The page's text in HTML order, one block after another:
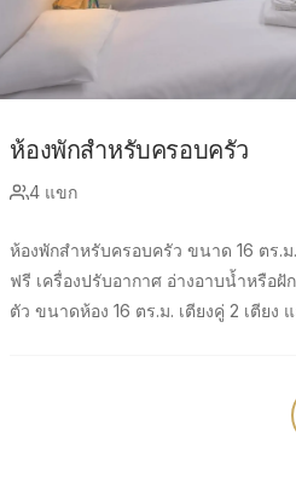
ห้องพักสำหรับครอบครัว
4 แขก
ห้องพักสำหรับครอบครัว ขนาด 16 ตร.ม. ทีวีจอแบน WiFi
ฟรี เครื่องปรับอากาศ อ่างอาบน้ำหรือฝักบัว ห้องน้ำส่วน
ตัว ขนาดห้อง 16 ตร.ม. เตีย